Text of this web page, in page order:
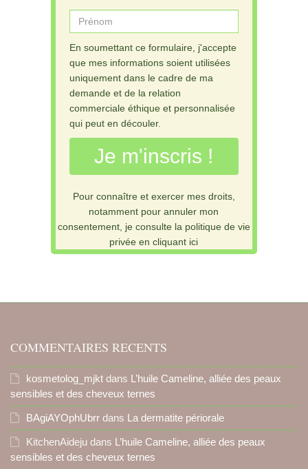
En soumettant ce formulaire, j'accepte
que mes informations soient utilisées
uniquement dans le cadre de ma
demande et de la relation
commerciale éthique et personnalisée
qui peut en découler.
Je m'inscris !
Pour connaître et exercer mes droits,
notamment pour annuler mon
consentement, je consulte la politique de vie
privée en cliquant ici
COMMENTAIRES RECENTS
kosmetolog_mjkt dans L’huile Cameline, alliée des peaux
sensibles et des cheveux ternes
BAgiAYOphUbrr dans La dermatite périorale
KitchenAideju dans L’huile Cameline, alliée des peaux
sensibles et des cheveux ternes